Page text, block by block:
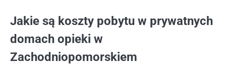
Jakie są koszty pobytu w prywatnych
domach opieki w
Zachodniopomorskiem